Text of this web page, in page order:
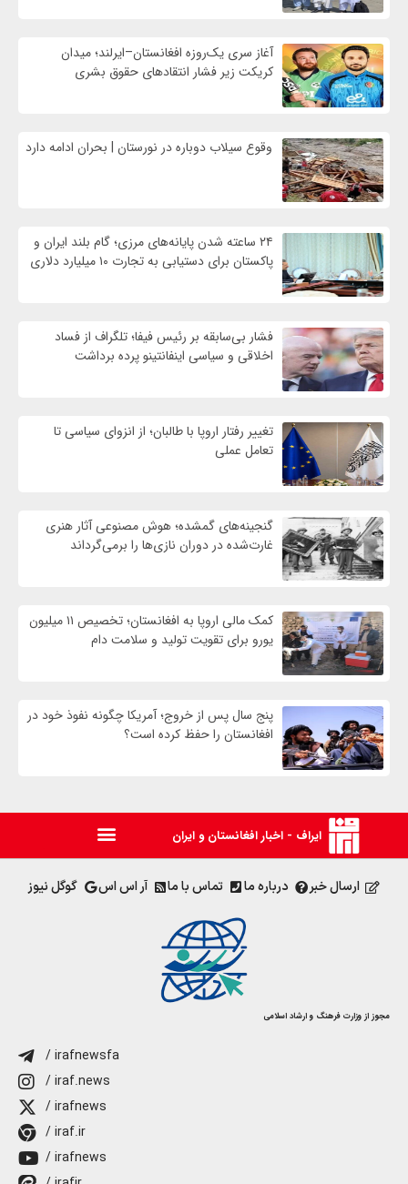
آغاز سری یک‌روزه افغانستان–ایرلند؛ میدان
کریکت زیر فشار انتقادهای حقوق بشری
وقوع سیلاب دوباره در نورستان | بحران ادامه دارد
۲۴ ساعته شدن پایانه‌های مرزی؛ گام بلند ایران و
پاکستان برای دستیابی به تجارت ۱۰ میلیارد دلاری
فشار بی‌سابقه بر رئیس فیفا؛ تلگراف از فساد
اخلاقی و سیاسی اینفانتینو پرده برداشت
تغییر رفتار اروپا با طالبان؛ از انزوای سیاسی تا
تعامل عملی
گنجینه‌های گمشده؛ هوش مصنوعی آثار هنری
غارت‌شده در دوران نازی‌ها را برمی‌گرداند
کمک مالی اروپا به افغانستان؛ تخصیص ۱۱ میلیون
یورو برای تقویت تولید و سلامت دام
پنج سال پس از خروج؛ آمریکا چگونه نفوذ خود در
افغانستان را حفظ کرده است؟
ایراف - اخبار افغانستان و ایران
ارسال خبر درباره ما تماس با ما آر اس اس گوگل نیوز
مجوز از وزارت فرهنگ و ارشاد اسلامی
/ irafnewsfa
/ iraf.news
/ irafnews
/ iraf.ir
/ irafnews